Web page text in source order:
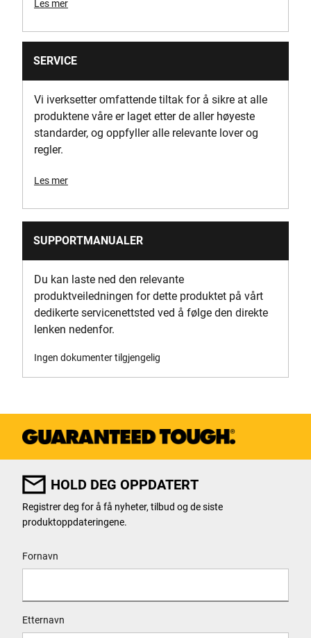
Tilfeldig bane
Standards / Norms
Consult the Standards of each product within the Kit
Les mer
SERVICE
Vi iverksetter omfattende tiltak for å sikre at alle
produktene våre er laget etter de aller høyeste
standarder, og oppfyller alle relevante lover og
regler.
Les mer
SUPPORTMANUALER
Du kan laste ned den relevante
produktveiledningen for dette produktet på vårt
dedikerte servicenettsted ved å følge den direkte
lenken nedenfor.
Ingen dokumenter tilgjengelig
HOLD DEG OPPDATERT
Registrer deg for å få nyheter, tilbud og de siste
produktoppdateringene.
Fornavn
Etternavn